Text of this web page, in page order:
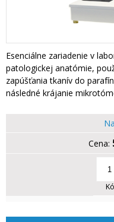
Esenciálne zariadenie v
patologickej anatómie,
zapúšťania tkanív do
následné krájanie